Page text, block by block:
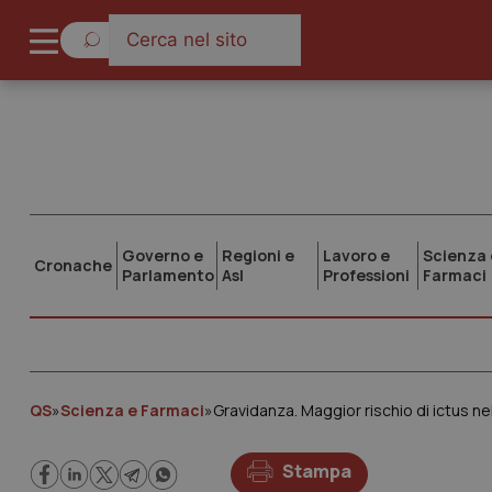
Cronache Governo e
Parlamento
Regioni e
Asl
Lavoro e
Professioni
Scienza
Farmaci
QS»Scienza e Farmaci»Gravidanza. Maggior rischio di ictus
Stampa